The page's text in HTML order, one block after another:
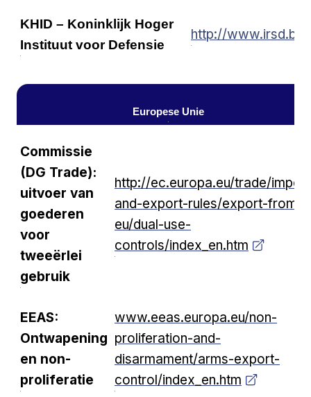
KHID – Koninklijk Hoger
Instituut voor Defensie
http://
Europese Unie
Commissie
(DG Trade):
uitvoer van
goederen
voor
tweeërlei
gebruik
http://ec.europa.eu/trade/
and-export-rules/export-from-
eu/dual-use-
controls/index_en.htm
EEAS:
Ontwapening
en non-
proliferatie
www.eeas.europa.eu/non-
proliferation-and-
disarmament/arms-export-
control/index_en.htm